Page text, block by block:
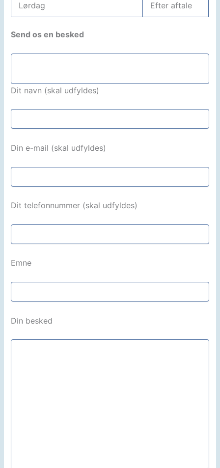
Lørdag Efter aftale
Send os en besked
Dit navn (skal udfyldes)
Din e-mail (skal udfyldes)
Dit telefonnummer (skal udfyldes)
Emne
Din besked